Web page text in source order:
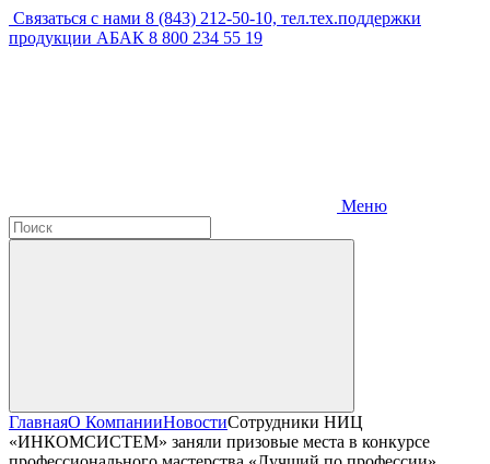
Связаться с нами 8 (843) 212-50-10, тел.тех.поддержки
продукции АБАК 8 800 234 55 19
Меню
ГлавнаяО КомпанииНовостиСотрудники НИЦ
«ИНКОМСИСТЕМ» заняли призовые места в конкурсе